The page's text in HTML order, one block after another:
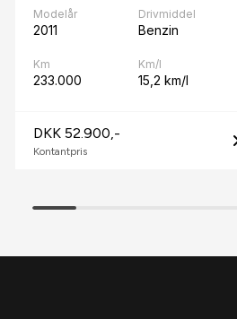
Lædersæder
Navigation
Parkeringssensor bagved
Splitbagsæder
Modelår
2011
Drivmiddel
Benzin
Km
233.000
Km/l
15,2 km/l
DKK 52.900,-
Kontantpris